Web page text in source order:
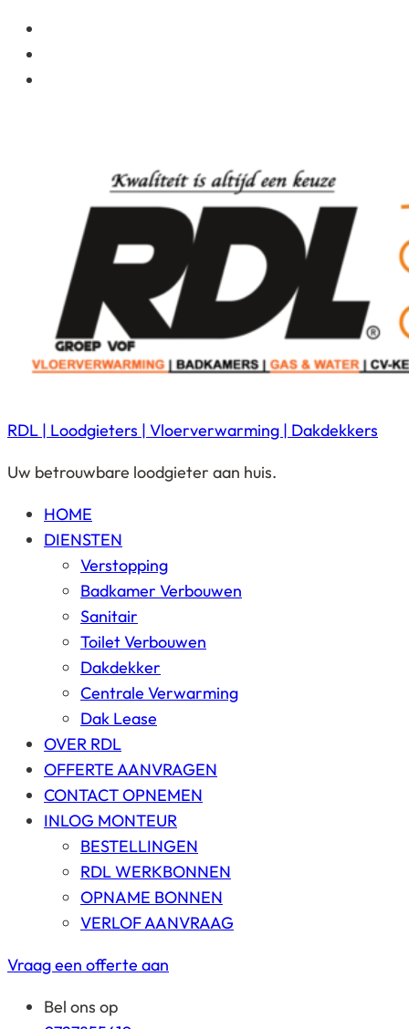
RDL | Loodgieters | Vloerverwarming | Dakdekkers
Uw betrouwbare loodgieter aan huis.
HOME
DIENSTEN
Verstopping
Badkamer Verbouwen
Sanitair
Toilet Verbouwen
Dakdekker
Centrale Verwarming
Dak Lease
OVER RDL
OFFERTE AANVRAGEN
CONTACT OPNEMEN
INLOG MONTEUR
BESTELLINGEN
RDL WERKBONNEN
OPNAME BONNEN
VERLOF AANVRAAG
Vraag een offerte aan
Bel ons op